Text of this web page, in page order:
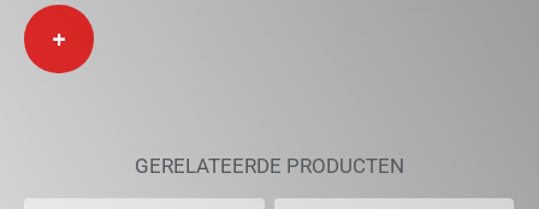
+
GERELATEERDE PRODUCTEN